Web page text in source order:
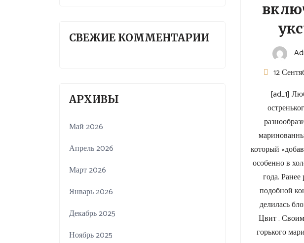
12
[ad_1]
который
особенно в
года.
подобной
делилась
Цвит .
горького
СВЕЖИЕ КОММЕНТАРИИ
АРХИВЫ
Май 2026
Апрель 2026
Март 2026
Январь 2026
Декабрь 2025
Ноябрь 2025